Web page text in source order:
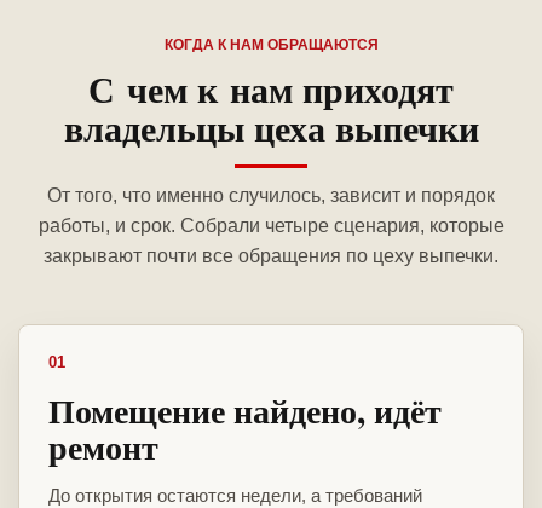
КОГДА К НАМ ОБРАЩАЮТСЯ
С чем к нам приходят
владельцы цеха выпечки
От того, что именно случилось, зависит и порядок
работы, и срок. Собрали четыре сценария, которые
закрывают почти все обращения по цеху выпечки.
01
Помещение найдено, идёт
ремонт
До открытия остаются недели, а требований